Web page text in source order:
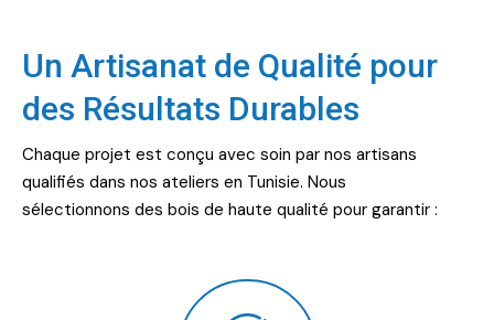
Un Artisanat de Qualité pour
des Résultats Durables
Chaque projet est conçu avec soin par nos artisans
qualifiés dans nos ateliers en Tunisie. Nous
sélectionnons des bois de haute qualité pour garantir :